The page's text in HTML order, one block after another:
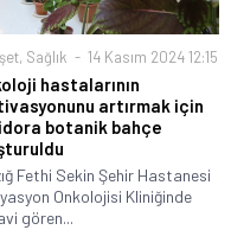
, Sağlık 14 Kasım 2024 12:15
hastalarının
artırmak için
botanik bahçe
Fethi Sekin Şehir Hastanesi
Onkolojisi Kliniğinde
gören...